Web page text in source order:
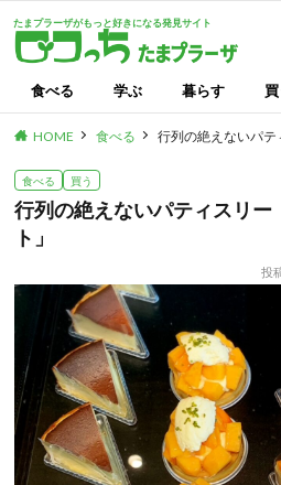
たまプラーザがもっと好きになる発見サイト
食べる 学ぶ 暮らす 買
HOME 食べる 行列の絶えないパテ
食べる 買う
行列の絶えないパティスリ
ト」
投